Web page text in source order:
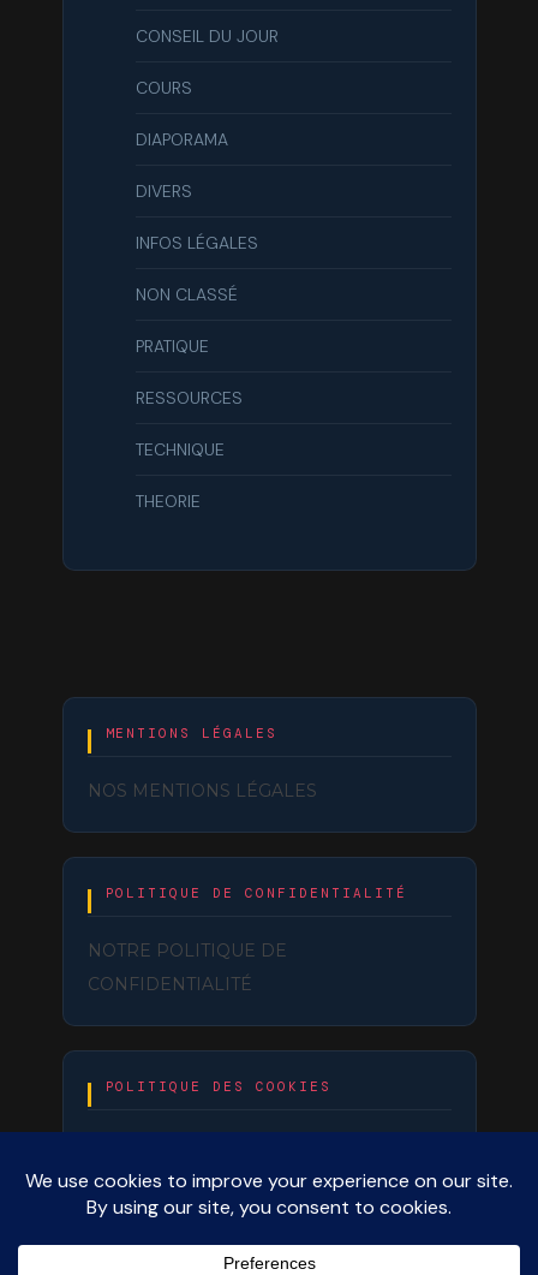
CONSEIL DU JOUR
COURS
DIAPORAMA
DIVERS
INFOS LÉGALES
NON CLASSÉ
PRATIQUE
RESSOURCES
TECHNIQUE
THEORIE
MENTIONS LÉGALES
NOS MENTIONS LÉGALES
POLITIQUE DE CONFIDENTIALITÉ
NOTRE POLITIQUE DE
CONFIDENTIALITÉ
POLITIQUE DES COOKIES